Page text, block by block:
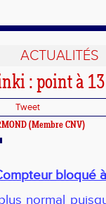
ACTUALITÉS
: point à
Tweet
(Membre CNV)
bloqué
normal